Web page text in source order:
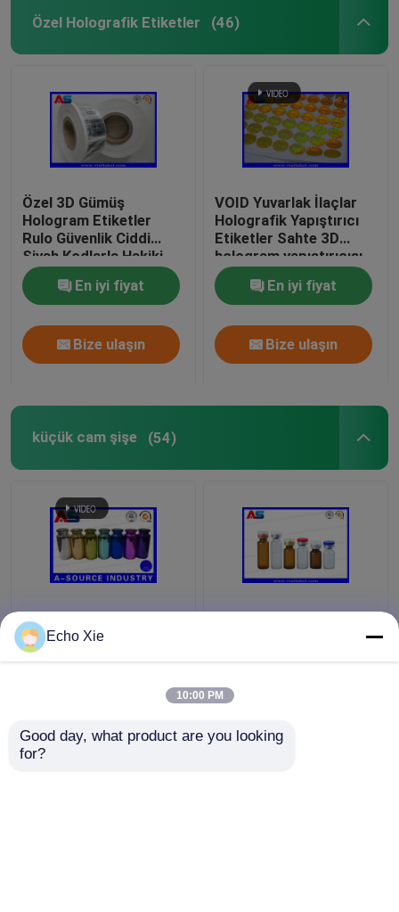
Özel Holografik Etiketler (46)
Özel 3D Gümüş
Hologram Etiketler
Rulo Güvenlik Ciddi
Siyah Kodlarla Hakiki
holografik güvenlik
etiketleriEn iyi fiyat
Bize ulaşın
VOID Yuvarlak İlaçlar
Holografik Yapıştırıcı
Etiketler Sahte 3D
hologram yapıştırıcısı
En iyi fiyat
Bize ulaşın
küçük cam şişe (54)
Renkli Küçük Cam
şişeler Şişeler
Kabartma, 10ml Cam
Echo Xie
10:00 PM
Good day, what product are you looking
for?